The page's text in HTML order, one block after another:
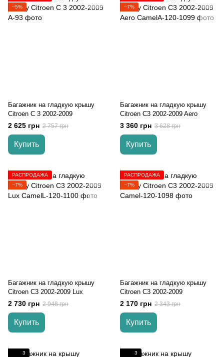
−5%
Багажник на гладкую крышу
Citroen C 3 2002-2009
2 625 грн 2 757 грн
Купить
−7%
Багажник на гладкую крышу
Citroen C3 2002-2009 Aero
3 360 грн 3 628 грн
Купить
РАСПРОДАЖА
−7%
Багажник на гладкую крышу
Citroen C3 2002-2009 Lux
2 730 грн 2 948 грн
Купить
РАСПРОДАЖА
−7%
Багажник на гладкую крышу
Citroen C3 2002-2009
2 170 грн 2 343 грн
Купить
3 3